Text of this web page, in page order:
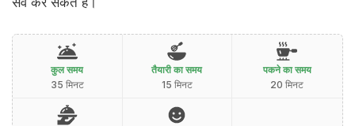
कुल समय
35 मिनट
तैयारी का समय
15 मिनट
पकने का समय
20 मिनट